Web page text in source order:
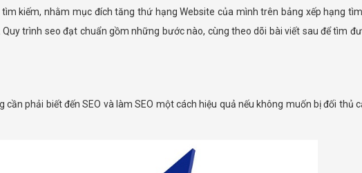
kiếm, nhằm mục đích tăng thứ hạng Website của mình trên bảng xếp hạng tìm
trình seo đạt chuẩn gồm những bước nào, cùng theo dõi bài viết sau để tìm
phải biết đến SEO và làm SEO một cách hiệu quả nếu không muốn bị đối thủ